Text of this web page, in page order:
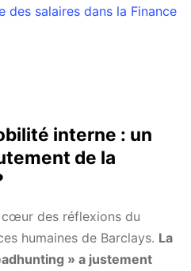
des salaires dans la Finance
interne : un
de la
des réflexions du
humaines de Barclays. La
» a justement